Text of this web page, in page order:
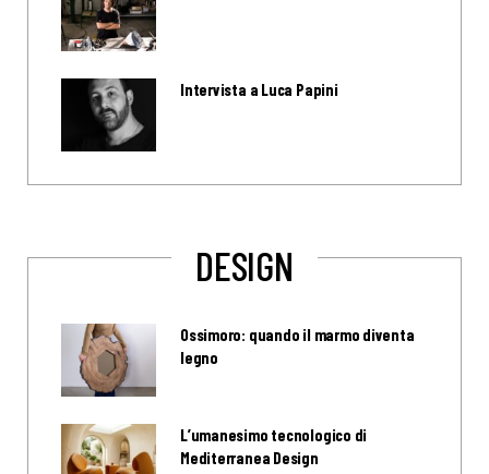
Intervista a Luca Papini
DESIGN
Ossimoro: quando il marmo diventa
legno
L’umanesimo tecnologico di
Mediterranea Design